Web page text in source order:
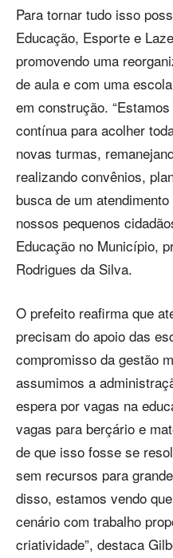
Para tornar tudo isso
Educação, Esporte e
promovendo uma
de aula e com uma
em construção.
contínua para acolher
novas turmas,
realizando convênios,
busca de um
nossos pequenos
Educação no Município,
Rodrigues da Silva.
O prefeito reafirma que
precisam do apoio das
compromisso da gestão
assumimos a
espera por vagas na
vagas para berçário e
de que isso fosse se
sem recursos para
disso, estamos vendo
cenário com trabalho
criatividade”, destaca